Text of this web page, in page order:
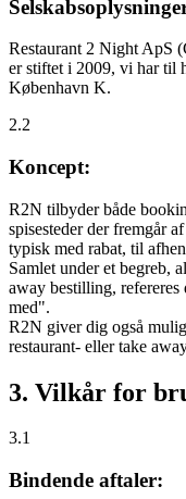
Restaurant 2 Night ApS
er stiftet i 2009, vi har til
København K.
2.2
Koncept:
R2N tilbyder både
spisesteder der fremgår
typisk med rabat, til
Samlet under et begreb,
away bestilling,
med".
R2N giver dig også
restaurant- eller take
3. Vilkår for
3.1
Bindende aftaler: